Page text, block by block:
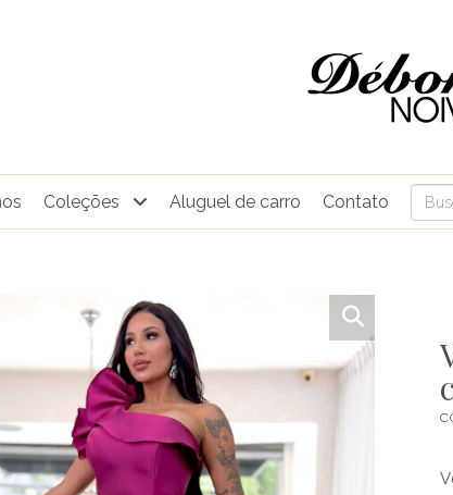
Coleções Aluguel de carro Contato